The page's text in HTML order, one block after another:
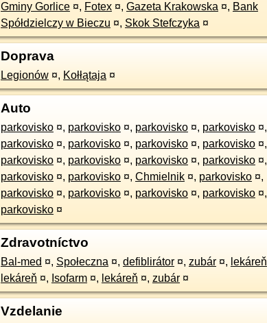
Gminy Gorlice ¤, Fotex ¤, Gazeta Krakowska ¤, Bank
Spółdzielczy w Bieczu ¤, Skok Stefczyka ¤
Doprava
Legionów ¤, Kołłątaja ¤
Auto
parkovisko ¤, parkovisko ¤, parkovisko ¤, parkovisko ¤,
parkovisko ¤, parkovisko ¤, parkovisko ¤, parkovisko ¤,
parkovisko ¤, parkovisko ¤, parkovisko ¤, parkovisko ¤,
parkovisko ¤, parkovisko ¤, Chmielnik ¤, parkovisko ¤,
parkovisko ¤, parkovisko ¤, parkovisko ¤, parkovisko ¤,
parkovisko ¤
Zdravotníctvo
Bal-med ¤, Społeczna ¤, defiblirátor ¤, zubár ¤, lekáreň
lekáreň ¤, Isofarm ¤, lekáreň ¤, zubár ¤
Vzdelanie